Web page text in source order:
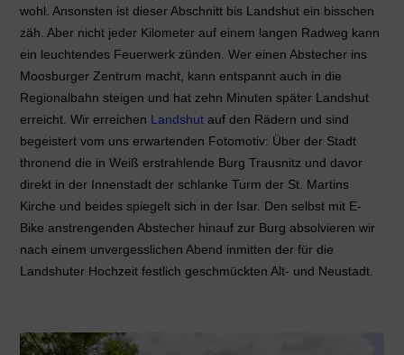
wohl. Ansonsten ist dieser Abschnitt bis Landshut ein bisschen
zäh. Aber nicht jeder Kilometer auf einem langen Radweg kann
ein leuchtendes Feuerwerk zünden. Wer einen Abstecher ins
Moosburger Zentrum macht, kann entspannt auch in die
Regionalbahn steigen und hat zehn Minuten später Landshut
erreicht. Wir erreichen Landshutauf den Rädern und sind
begeistert vom uns erwartenden Fotomotiv: Über der Stadt
thronend die in Weiß erstrahlende Burg Trausnitz und davor
direkt in der Innenstadt der schlanke Turm der St. Martins
Kirche und beides spiegelt sich in der Isar. Den selbst mit E-
Bike anstrengenden Abstecher hinauf zur Burg absolvieren wir
nach einem unvergesslichen Abend inmitten der für die
Landshuter Hochzeit festlich geschmückten Alt- und Neustadt.